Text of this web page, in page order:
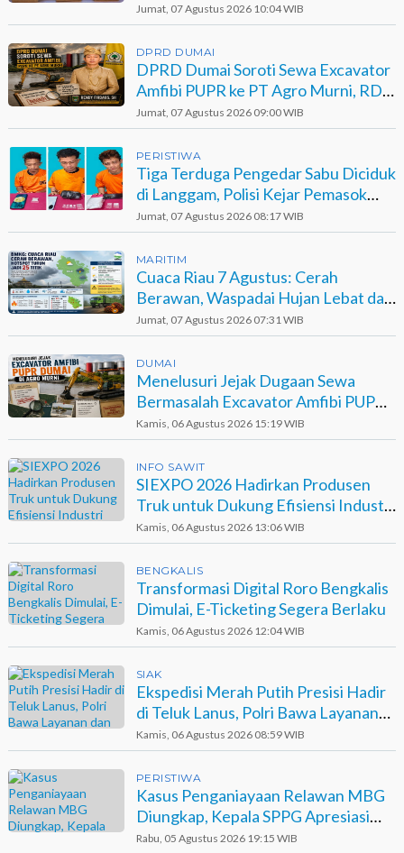
Jumat, 07 Agustus 2026 10:04 WIB
DPRD DUMAI
DPRD Dumai Soroti Sewa Excavator
Amfibi PUPR ke PT Agro Murni, RDP
Jadi Opsi
Jumat, 07 Agustus 2026 09:00 WIB
PERISTIWA
Tiga Terduga Pengedar Sabu Diciduk
di Langgam, Polisi Kejar Pemasok
Berinisial GA
Jumat, 07 Agustus 2026 08:17 WIB
MARITIM
Cuaca Riau 7 Agustus: Cerah
Berawan, Waspadai Hujan Lebat dan
Petir
Jumat, 07 Agustus 2026 07:31 WIB
DUMAI
Menelusuri Jejak Dugaan Sewa
Bermasalah Excavator Amfibi PUPR
Dumai di Agro Murni
Kamis, 06 Agustus 2026 15:19 WIB
INFO SAWIT
SIEXPO 2026 Hadirkan Produsen
Truk untuk Dukung Efisiensi Industri
Sawit
Kamis, 06 Agustus 2026 13:06 WIB
BENGKALIS
Transformasi Digital Roro Bengkalis
Dimulai, E-Ticketing Segera Berlaku
Kamis, 06 Agustus 2026 12:04 WIB
SIAK
Ekspedisi Merah Putih Presisi Hadir
di Teluk Lanus, Polri Bawa Layanan
dan Harapan
Kamis, 06 Agustus 2026 08:59 WIB
PERISTIWA
Kasus Penganiayaan Relawan MBG
Diungkap, Kepala SPPG Apresiasi
Kinerja Polisi
Rabu, 05 Agustus 2026 19:15 WIB